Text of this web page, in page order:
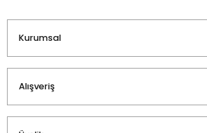
Kurumsal
Alışveriş